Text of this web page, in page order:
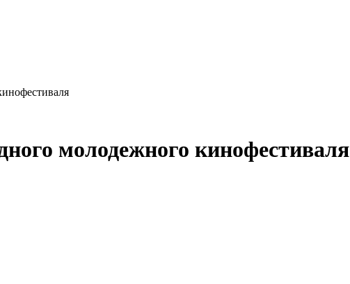
молодежного кинофестиваля